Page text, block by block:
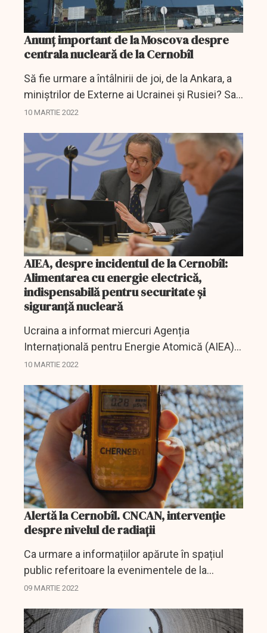
Anunț important de la Moscova despre
centrala nucleară de la Cernobîl
Să fie urmare a întâlnirii de joi, de la Ankara, a
miniștrilor de Externe ai Ucrainei și Rusiei? Sau
este doar un joc de imagine? Greu de spus.
10 MARTIE 2022
AIEA, despre incidentul de la Cernobîl:
Alimentarea cu energie electrică,
indispensabilă pentru securitate și
siguranță nucleară
Ucraina a informat miercuri Agenția
Internațională pentru Energie Atomică (AIEA)
că centrala nucleară de la Chornobîl a fost
pierdut alimentarea cu...
10 MARTIE 2022
Alertă la Cernobîl. CNCAN, intervenţie
despre nivelul de radiaţii
Ca urmare a informațiilor apărute în spațiul
public referitoare la evenimentele de la
amplasamentul fostei centrale de la Cernobîl,
Activităților Nucleare...
09 MARTIE 2022